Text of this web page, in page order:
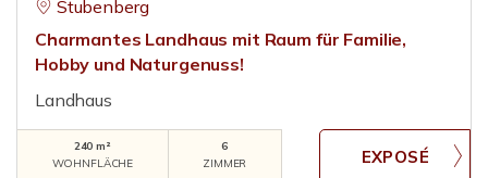
Stubenberg
Charmantes Landhaus mit Raum für Familie,
Hobby und Naturgenuss!
Landhaus
240 m²
WOHNFLÄCHE
6
ZIMMER